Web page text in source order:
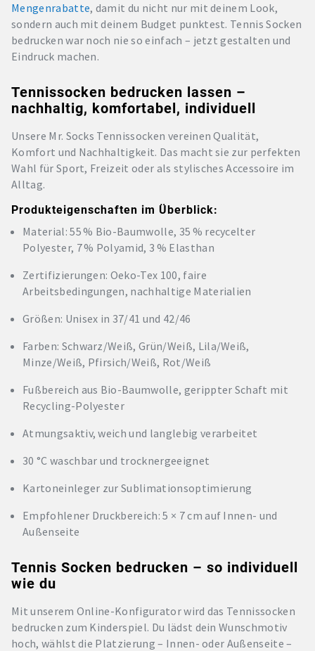
Mengenrabatte, damit du nicht nur mit deinem Look,
sondern auch mit deinem Budget punktest. Tennis Socken
bedrucken war noch nie so einfach – jetzt gestalten und
Eindruck machen.
Tennissocken bedrucken lassen –
nachhaltig, komfortabel, individuell
Unsere Mr. Socks Tennissocken vereinen Qualität,
Komfort und Nachhaltigkeit. Das macht sie zur perfekten
Wahl für Sport, Freizeit oder als stylisches Accessoire im
Alltag.
Produkteigenschaften im Überblick:
Material: 55 % Bio-Baumwolle, 35 % recycelter
Polyester, 7 % Polyamid, 3 % Elasthan
Zertifizierungen: Oeko-Tex 100, faire
Arbeitsbedingungen, nachhaltige Materialien
Größen: Unisex in 37/41 und 42/46
Farben: Schwarz/Weiß, Grün/Weiß, Lila/Weiß,
Minze/Weiß, Pfirsich/Weiß, Rot/Weiß
Fußbereich aus Bio-Baumwolle, gerippter Schaft mit
Recycling-Polyester
Atmungsaktiv, weich und langlebig verarbeitet
30 °C waschbar und trocknergeeignet
Kartoneinleger zur Sublimationsoptimierung
Empfohlener Druckbereich: 5 × 7 cm auf Innen- und
Außenseite
Tennis Socken bedrucken – so individuell
wie du
Mit unserem Online-Konfigurator wird das Tennissocken
bedrucken zum Kinderspiel. Du lädst dein Wunschmotiv
hoch, wählst die Platzierung – Innen- oder Außenseite –